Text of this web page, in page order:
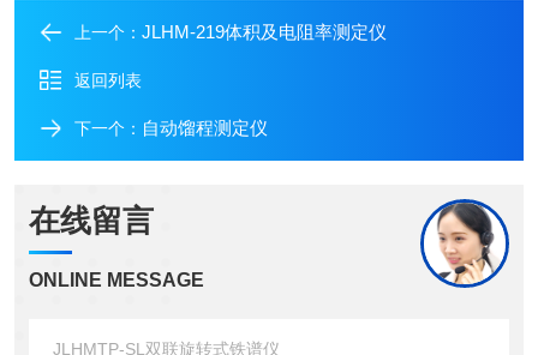
上一个： JLHM-219体积及电阻率测定仪
返回列表
下一个： 自动馏程测定仪
在线留言
ONLINE MESSAGE